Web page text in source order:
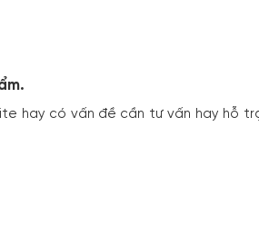
hay có vấn đề cần tư vấn hay hỗ